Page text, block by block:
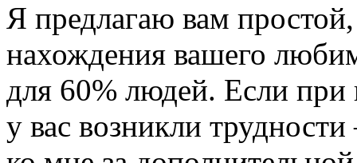
Я предлагаю вам
нахождения вашего
для 60% людей. Если при
у вас возникли